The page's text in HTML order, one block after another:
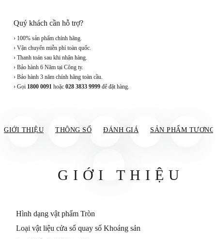
Quý khách cần hỗ trợ?
› 100% sản phẩm chính hãng.
› Vận chuyển miễn phí toàn quốc.
› Thanh toán sau khi nhận hàng.
› Bảo hành 6 Năm tại Công ty.
› Bảo hành 3 năm chính hãng toàn cầu.
› Gọi 1800 0091 hoặc 028 3833 9999 để đặt hàng.
GIỚI THIỆU THÔNG SỐ ĐÁNH GIÁ SẢN PHẨM TƯƠNG
GIỚI THIỆU
Hình dạng vật phẩm Tròn
Loại vật liệu cửa sổ quay số Khoáng sản